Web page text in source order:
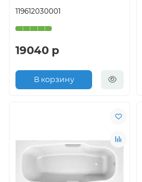
119612030001
19040 р
В корзину